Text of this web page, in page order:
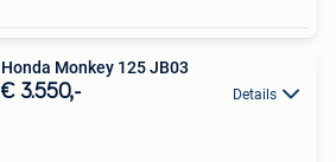
Honda Monkey 125 JB03
€ 3.550,- Details